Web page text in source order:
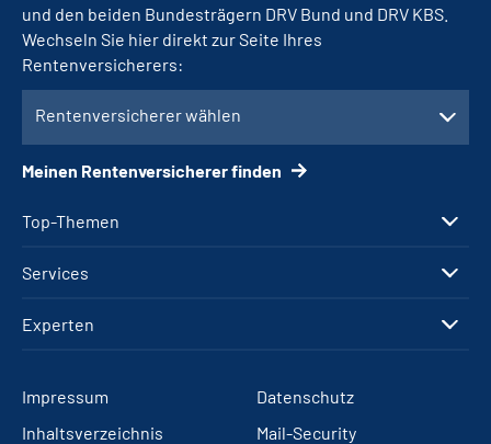
Top-Themen
Services
Experten
und den beiden Bundesträgern DRV Bund und DRV KBS.
Wechseln Sie hier direkt zur Seite Ihres
Rentenversicherers:
Rentenversicherer wählen
Meinen Rentenversicherer finden
Impressum
Datenschutz
Inhaltsverzeichnis
Mail-Security